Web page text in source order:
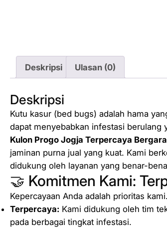
Deskripsi Ulasan (0)
Deskripsi
Kutu kasur (bed bugs) adalah hama
dapat menyebabkan infestasi berulang
Kulon Progo Jogja Terpercaya
jaminan purna jual yang kuat. Kami
didukung oleh layanan yang benar-
🤝 Komitmen Kami:
Kepercayaan Anda adalah prioritas
Terpercaya: Kami didukung oleh tim
pada berbagai tingkat infestasi.